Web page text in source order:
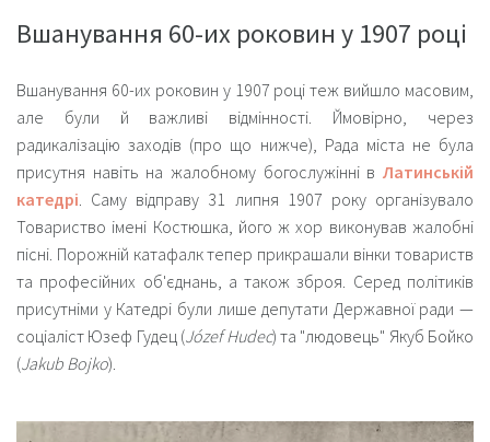
Вшанування 60-их роковин у 1907 році
Вшанування 60-их роковин у 1907 році теж вийшло масовим,
але були й важливі відмінності. Ймовірно, через
радикалізацію заходів (про що нижче), Рада міста не була
присутня навіть на жалобному богослужінні в Латинській
катедрі. Саму відправу 31 липня 1907 року організувало
Товариство імені Костюшка, його ж хор виконував жалобні
пісні. Порожній катафалк тепер прикрашали вінки товариств
та професійних об'єднань, а також зброя. Серед політиків
присутніми у Катедрі були лише депутати Державної ради —
соціаліст Юзеф Гудец (Józef Hudec) та "людовець" Якуб Бойко
(Jakub Bojko).